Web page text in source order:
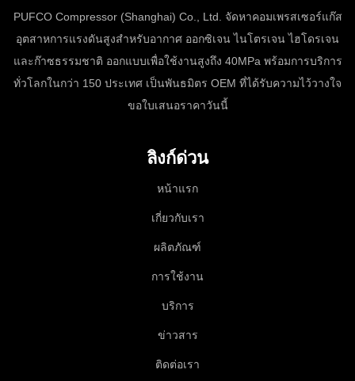
PUFCO Compressor (Shanghai) Co., Ltd. จัดหาคอมเพรสเซอร์แก๊ส
อุตสาหการแรงดันสูงสำหรับอากาศ ออกซิเจน ไนโตรเจน ไฮโดรเจน
และก๊าซธรรมชาติ ออกแบบเพื่อใช้งานสูงถึง 40MPa พร้อมการบริการ
ทั่วโลกในกว่า 150 ประเทศ เป็นพันธมิตร OEM ที่ได้รับความไว้วางใจ
ขอใบเสนอราคาวันนี้
ลิงก์ด่วน
หน้าแรก
เกี่ยวกับเรา
ผลิตภัณฑ์
การใช้งาน
บริการ
ข่าวสาร
ติดต่อเรา